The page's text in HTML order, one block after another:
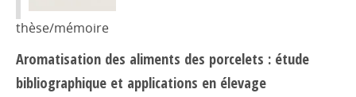
thèse/mémoire
Aromatisation des aliments des porcelets : étude
bibliographique et applications en élevage